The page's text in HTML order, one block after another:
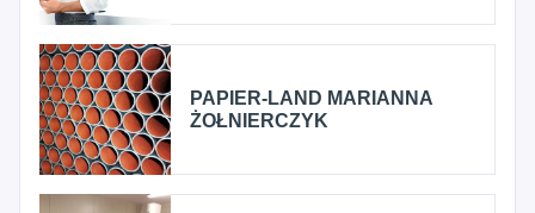
PAPIER-LAND MARIANNA
ŻOŁNIERCZYK